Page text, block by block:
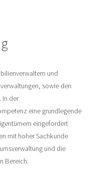
und
sowie den
In der
eine grundlegende
eingefordert
mit hoher Sachkunde
und die
Bereich.